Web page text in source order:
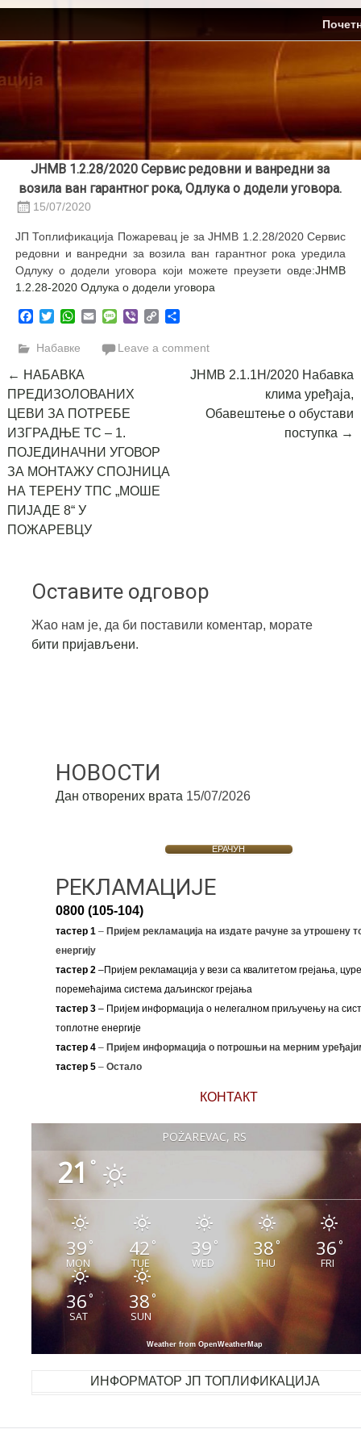
Skip
content
ЈНМВ 1.2.28/2020 Сервис редовни и ванредни за
возила ван гарантног рока, Одлука о додели уговора.
15/07/2020
ЈП Топлификација Пожаревац је за ЈНМВ 1.2.28/2020 Сервис
редовни и ванредни за возила ван гарантног рока уредила
Одлуку о додели уговора који можете преузети овде:ЈНМВ
1.2.28-2020 Одлука о додели уговора
Facebook
TwitterWhatsApp
EmailMessage
ViberCopy
Набавке Leave a comment
Post
navigation
← НАБАВКА
ПРЕДИЗОЛОВАНИХ
ЦЕВИ ЗА ПОТРЕБЕ
ИЗГРАДЊЕ ТС – 1.
ПОЈЕДИНАЧНИ УГОВОР
ЗА МОНТАЖУ СПОЈНИЦА
НА ТЕРЕНУ ТПС „МОШЕ
ПИЈАДЕ 8“ У
ПОЖАРЕВЦУ
ЈНМВ 2.1.1Н/2020 Набавка
клима уређаја,
Обавештење о обустави
поступка →
Оставите одговор
Жао нам је, да би поставили коментар, морате
бити пријављени.
НОВОСТИ
Дан отворених врата 15/07/2026
ЕРАЧУН
РЕКЛАМАЦИЈЕ
0800 (105-104)
тастер 1–Пријем рекламација на издате рачуне за утрошену
енергију
тастер 2–Пријем рекламација у вези са квалитетом грејања,
поремећајима система даљинског грејања
тастер 3– Пријем информација о нелегалном приључењу на
топлотне енергије
тастер 4 – Пријем информација о потрошњи на мерним
тастер 5 – Остало
КОНТАКТ
POŽAREVAC, RS
21 °
39°
MON
42°
TUE
39 °
WED
38°
THU
36°
FRI
36°
SAT
38°
SUN
Weather from OpenWeatherMap
ИНФОРМАТОР ЈП ТОПЛИФИКАЦИЈА